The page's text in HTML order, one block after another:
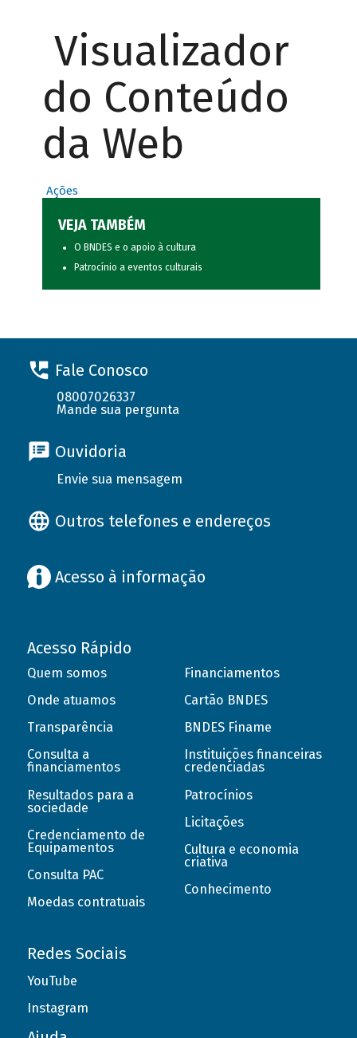
Visualizador
do Conteúdo
da Web
Ações
VEJA TAMBÉM
O BNDES e o apoio à cultura
Patrocínio a eventos culturais
Fale Conosco
08007026337
Mande sua pergunta
Ouvidoria
Envie sua mensagem
Outros telefones e endereços
Acesso à informação
Acesso Rápido
Quem somos
Onde atuamos
Transparência
Consulta a
financiamentos
Resultados para a
sociedade
Credenciamento de
Equipamentos
Consulta PAC
Moedas contratuais
Financiamentos
Cartão BNDES
BNDES Finame
Instituições financeiras
credenciadas
Patrocínios
Licitações
Cultura e economia
criativa
Conhecimento
Redes Sociais
YouTube
Instagram